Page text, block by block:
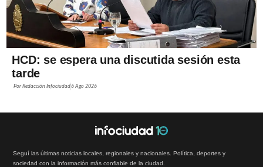
HCD: se espera una discutida sesión esta
tarde
PorRedacción Infociudad6 Ago 2026
Seguí las últimas noticias locales, regionales y nacionales. Política, deportes y
sociedad con la información más confiable de la ciudad.